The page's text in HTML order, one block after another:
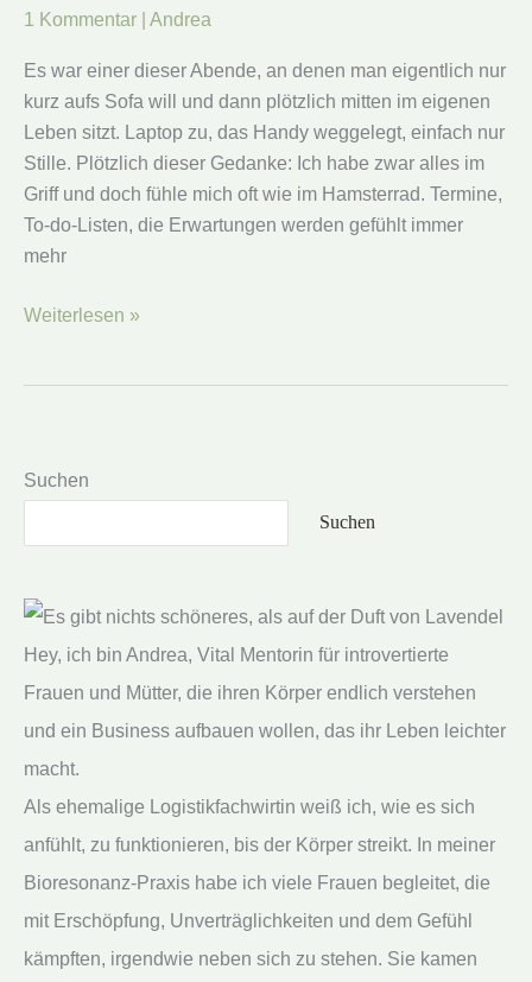
1 Kommentar Andrea
Es war einer dieser Abende, an denen man eigentlich nur
kurz aufs Sofa will und dann plötzlich mitten im eigenen
Leben sitzt. Laptop zu, das Handy weggelegt, einfach nur
Stille. Plötzlich dieser Gedanke: Ich habe zwar alles im
Griff und doch fühle mich oft wie im Hamsterrad. Termine,
To-do-Listen, die Erwartungen werden gefühlt immer
mehr
Mein
am
Leben
Weiterlesen »
Suchen
Suchen
Hey, ich bin Andrea, Vital Mentorin für introvertierte
Frauen und Mütter, die ihren Körper endlich verstehen
und ein Business aufbauen wollen, das ihr Leben leichter
macht.
Als ehemalige Logistikfachwirtin weiß ich, wie es sich
anfühlt, zu funktionieren, bis der Körper streikt. In meiner
Bioresonanz-Praxis habe ich viele Frauen begleitet, die
mit Erschöpfung, Unverträglichkeiten und dem Gefühl
kämpften, irgendwie neben sich zu stehen. Sie kamen